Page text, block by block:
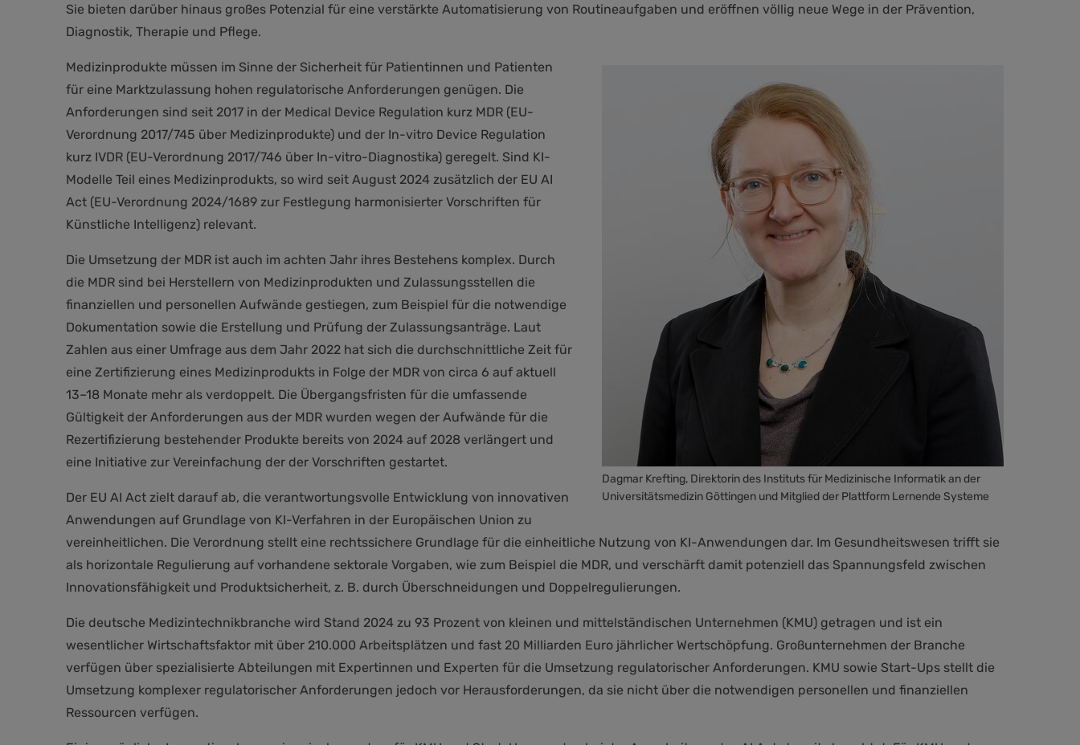
Sie bieten darüber hinaus großes Potenzial für eine verstärkte Automatisierung von Routineaufgaben und eröffnen völlig neue Wege in der Prävention,
Diagnostik, Therapie und Pflege.
Dagmar Krefting, Direktorin des Instituts für Medizinische Informatik an der
Universitätsmedizin Göttingen und Mitglied der Plattform Lernende Systeme
Medizinprodukte müssen im Sinne der Sicherheit für Patientinnen und Patienten
für eine Marktzulassung hohen regulatorische Anforderungen genügen. Die
Anforderungen sind seit 2017 in der Medical Device Regulation kurz MDR (EU-
Verordnung 2017/745 über Medizinprodukte) und der In-vitro Device Regulation
kurz IVDR (EU-Verordnung 2017/746 über In-vitro-Diagnostika) geregelt. Sind KI-
Modelle Teil eines Medizinprodukts, so wird seit August 2024 zusätzlich der EU AI
Act (EU-Verordnung 2024/1689 zur Festlegung harmonisierter Vorschriften für
Künstliche Intelligenz) relevant.
Die Umsetzung der MDR ist auch im achten Jahr ihres Bestehens komplex. Durch
die MDR sind bei Herstellern von Medizinprodukten und Zulassungsstellen die
finanziellen und personellen Aufwände gestiegen, zum Beispiel für die notwendige
Dokumentation sowie die Erstellung und Prüfung der Zulassungsanträge. Laut
Zahlen aus einer Umfrage aus dem Jahr 2022 hat sich die durchschnittliche Zeit für
eine Zertifizierung eines Medizinprodukts in Folge der MDR von circa 6 auf aktuell
13–18 Monate mehr als verdoppelt. Die Übergangsfristen für die umfassende
Gültigkeit der Anforderungen aus der MDR wurden wegen der Aufwände für die
Rezertifizierung bestehender Produkte bereits von 2024 auf 2028 verlängert und
eine Initiative zur Vereinfachung der der Vorschriften gestartet.
Der EU AI Act zielt darauf ab, die verantwortungsvolle Entwicklung von innovativen
Anwendungen auf Grundlage von KI-Verfahren in der Europäischen Union zu
vereinheitlichen. Die Verordnung stellt eine rechtssichere Grundlage für die einheitliche Nutzung von KI-Anwendungen dar. Im Gesundheitswesen trifft sie
als horizontale Regulierung auf vorhandene sektorale Vorgaben, wie zum Beispiel die MDR, und verschärft damit potenziell das Spannungsfeld zwischen
Innovationsfähigkeit und Produktsicherheit, z. B. durch Überschneidungen und Doppelregulierungen.
Die deutsche Medizintechnikbranche wird Stand 2024 zu 93 Prozent von kleinen und mittelständischen Unternehmen (KMU) getragen und ist ein
wesentlicher Wirtschaftsfaktor mit über 210.000 Arbeitsplätzen und fast 20 Milliarden Euro jährlicher Wertschöpfung. Großunternehmen der Branche
verfügen über spezialisierte Abteilungen mit Expertinnen und Experten für die Umsetzung regulatorischer Anforderungen. KMU sowie Start-Ups stellt die
Umsetzung komplexer regulatorischer Anforderungen jedoch vor Herausforderungen, da sie nicht über die notwendigen personellen und finanziellen
Ressourcen verfügen.